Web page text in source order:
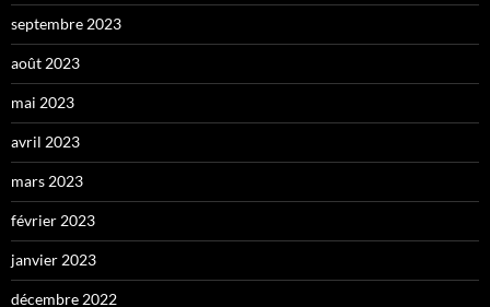
septembre 2023
août 2023
mai 2023
avril 2023
mars 2023
février 2023
janvier 2023
décembre 2022